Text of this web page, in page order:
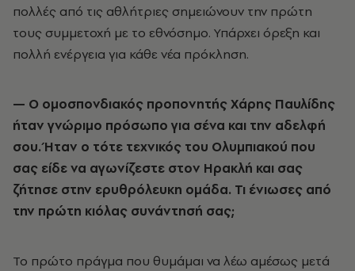
πολλές από τις αθλήτριες σημειώνουν την πρώτη
τους συμμετοχή με το εθνόσημο. Υπάρχει όρεξη και
πολλή ενέργεια για κάθε νέα πρόκληση.
— Ο ομοσπονδιακός προπονητής Χάρης Παυλίδης
ήταν γνώριμο πρόσωπο για σένα και την αδελφή
σου. Ήταν ο τότε τεχνικός του Ολυμπιακού που
σας είδε να αγωνίζεστε στον Ηρακλή και σας
ζήτησε στην ερυθρόλευκη ομάδα. Τι ένιωσες από
την πρώτη κιόλας συνάντησή σας;
Το πρώτο πράγμα που θυμάμαι να λέω αμέσως μετά